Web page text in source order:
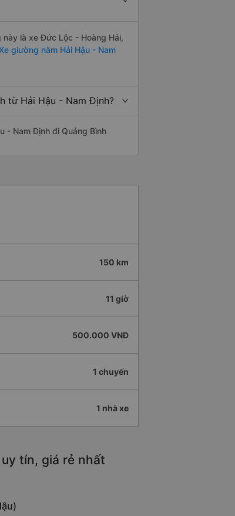
là xe Đức Lộc - Hoàng Hải,
Xe giường nằm Hải Hậu - Nam
từ Hải Hậu - Nam Định?
- Nam Định đi Quảng Bình
150 km
11 giờ
500.000 VNĐ
1 chuyến
1 nhà xe
tín, giá rẻ nhất